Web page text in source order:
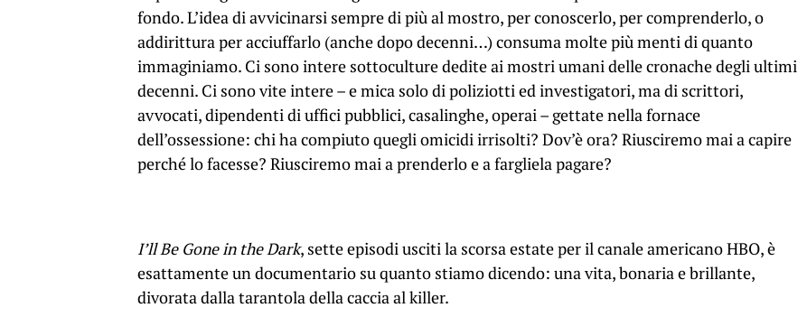
fondo. L’idea di avvicinarsi sempre di più al mostro, per conoscerlo, per comprenderlo, o
addirittura per acciuffarlo (anche dopo decenni…) consuma molte più menti di quanto
immaginiamo. Ci sono intere sottoculture dedite ai mostri umani delle cronache degli ultimi
decenni. Ci sono vite intere – e mica solo di poliziotti ed investigatori, ma di scrittori,
avvocati, dipendenti di uffici pubblici, casalinghe, operai – gettate nella fornace
dell’ossessione: chi ha compiuto quegli omicidi irrisolti? Dov’è ora? Riusciremo mai a capire
perché lo facesse? Riusciremo mai a prenderlo e a fargliela pagare?
I’ll Be Gone in the Dark, sette episodi usciti la scorsa estate per il canale americano HBO, è
esattamente un documentario su quanto stiamo dicendo: una vita, bonaria e brillante,
divorata dalla tarantola della caccia al killer.